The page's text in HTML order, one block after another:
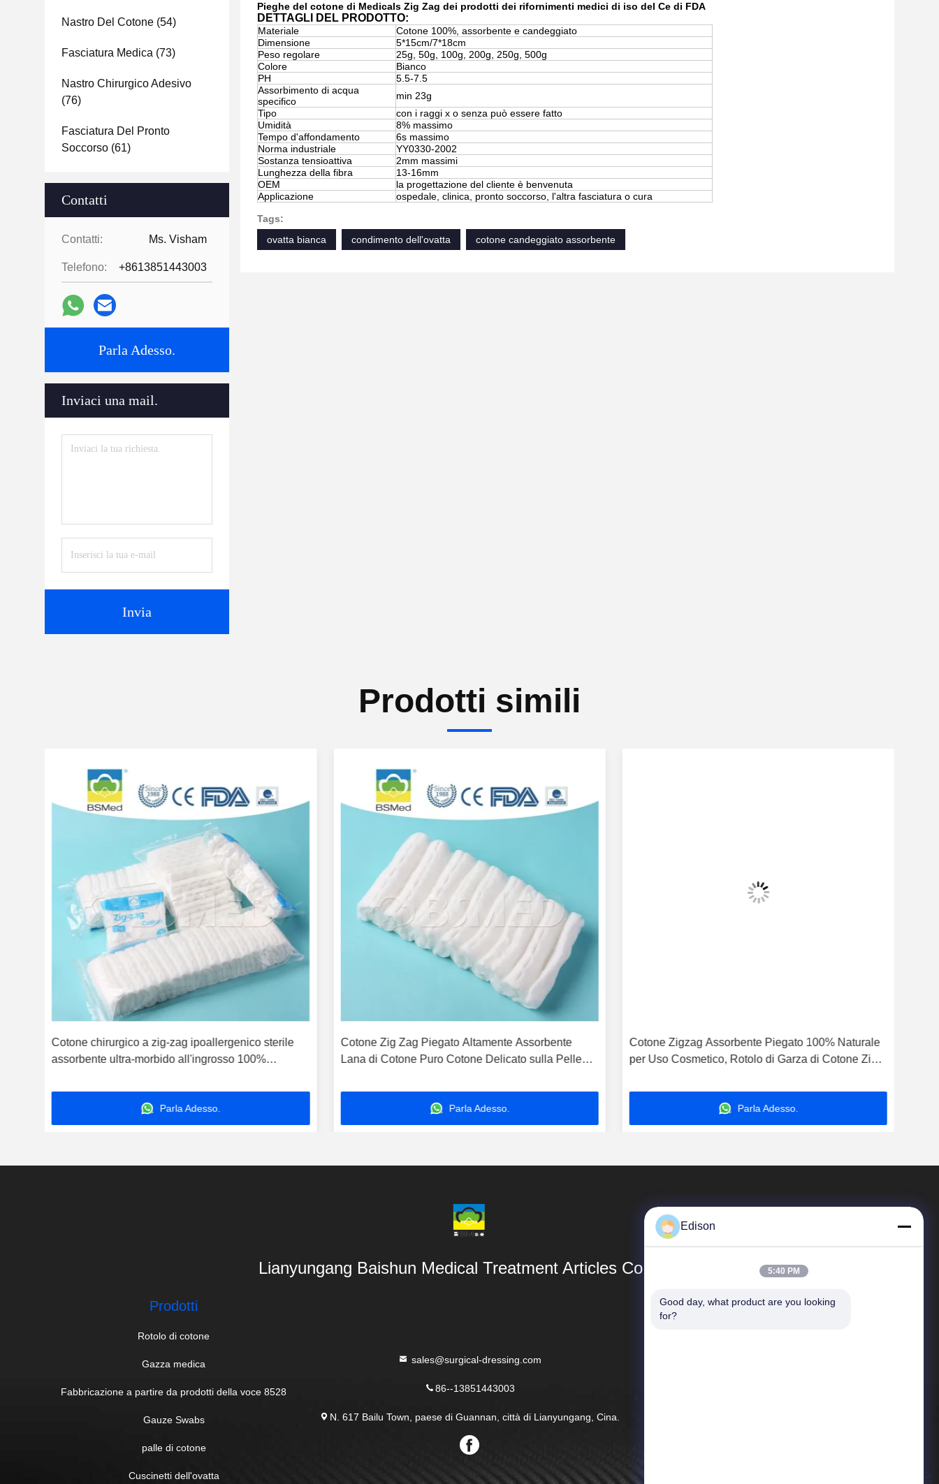
Nastro Del Cotone (54)
Fasciatura Medica (73)
Nastro Chirurgico Adesivo
(76)
Fasciatura Del Pronto
Soccorso (61)
Contatti
Contatti: Ms. Visham
Telefono: +8613851443003
Parla Adesso.
Inviaci una mail.
Invia
Pieghe del cotone di Medicals Zig Zag dei prodotti dei rifornimenti medici di iso del Ce di FDA
DETTAGLI DEL PRODOTTO:
Materiale
Cotone 100%, assorbente e candeggiato
Dimensione
5*15cm/7*18cm
Peso regolare
25g, 50g, 100g, 200g, 250g, 500g
Colore
Bianco
PH
5.5-7.5
Assorbimento di acqua
specifico
min 23g
Tipo
con i raggi x o senza può essere fatto
Umidità
8% massimo
Tempo d'affondamento
6s massimo
Norma industriale
YY0330-2002
Sostanza tensioattiva
2mm massimi
Lunghezza della fibra
13-16mm
OEM
la progettazione del cliente è benvenuta
Applicazione
ospedale, clinica, pronto soccorso, l'altra fasciatura o cura
Tags:
ovatta bianca
condimento dell'ovatta cotone candeggiato assorbente
Prodotti simili
Cotone chirurgico a zig-zag ipoallergenico sterile
assorbente ultra-morbido all'ingrosso 100%
medico assorbente ecologico, fornitore di tessuto di
Parla Adesso.
Cotone Zig Zag Piegato Altamente Assorbente
Lana di Cotone Puro Cotone Delicato sulla Pelle
Assorbente Ecologico Fornitore di Cotone Medico
Tessuto di Cotone Zig ZagParla Adesso.
Cotone Zigzag Assorbente Piegato 100% Naturale
per Uso Cosmetico, Rotolo di Garza di Cotone Zig-
di Cotone Medico
Parla Adesso.
Lianyungang Baishun Medical Treatment Articles Co.,Ltd.
Prodotti
Rotolo di cotone
Gazza medica
Fabbricazione a partire da prodotti della voce 8528
Gauze Swabs
palle di cotone
Cuscinetti dell'ovatta
sales@surgical-dressing.com
86--13851443003
N. 617 Bailu Town, paese di Guannan, città di Lianyungang, Cina.
Collegamenti Rapidi
Edison
5:40 PM
Good day, what product are you looking
for?